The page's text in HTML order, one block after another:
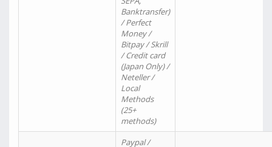
Banktransfer)
/ Perfect
Money /
Bitpay / Skrill
/ Credit card
(Japan Only) /
Neteller /
Local
Methods
(25+
methods)
Paypal /